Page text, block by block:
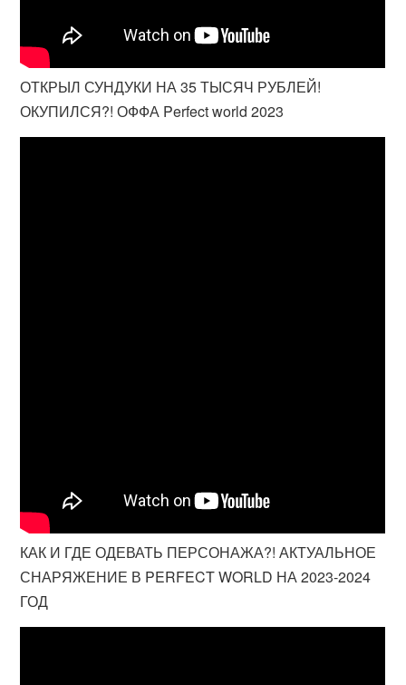
ОТКРЫЛ СУНДУКИ НА 35 ТЫСЯЧ РУБЛЕЙ!
ОКУПИЛСЯ?! ОФФА Perfect world 2023
КАК И ГДЕ ОДЕВАТЬ ПЕРСОНАЖА?! АКТУАЛЬНОЕ
СНАРЯЖЕНИЕ В PERFECT WORLD НА 2023-2024
ГОД